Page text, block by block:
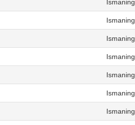
Ismaning
Ismaning
Ismaning
Ismaning
Ismaning
Ismaning
Ismaning